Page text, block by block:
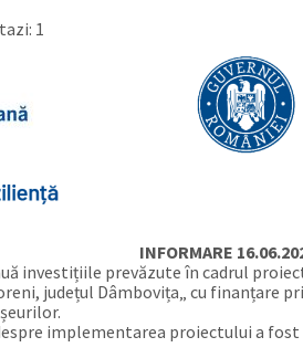
1
INFORMARE
investițiile prevăzute în cadrul
județul Dâmbovița„ cu finanțare
implementarea proiectului a